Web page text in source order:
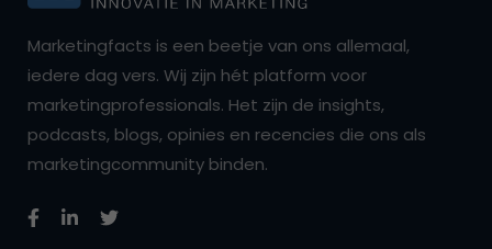
Marketingfacts is een beetje van ons allemaal,
iedere dag vers. Wij zijn hét platform voor
marketingprofessionals. Het zijn de insights,
podcasts, blogs, opinies en recencies die ons als
marketingcommunity binden.